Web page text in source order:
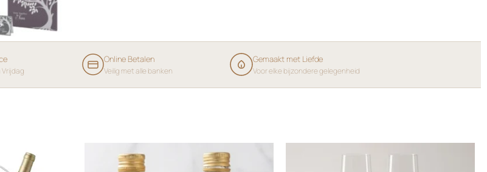
Online Betalen
Veilig met alle banken
Gemaakt met Liefde
Voor elke bijzondere gelegenheid